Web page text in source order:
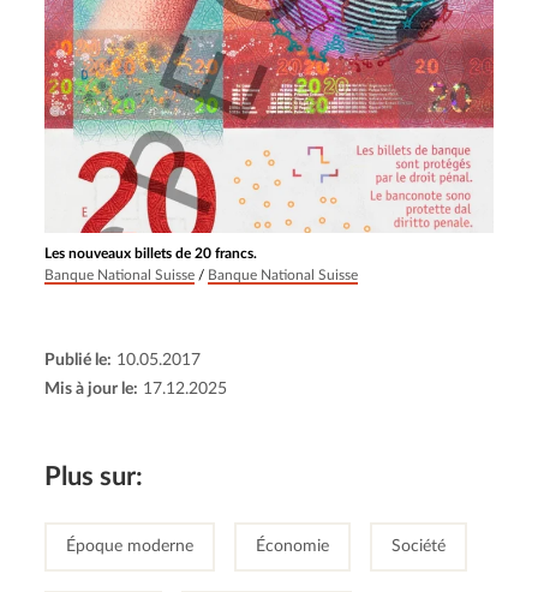
Les nouveaux billets de 20 francs.
Banque National Suisse / Banque National Suisse
Publié le: 10.05.2017
Mis à jour le: 17.12.2025
Plus sur:
Époque moderne Économie Société